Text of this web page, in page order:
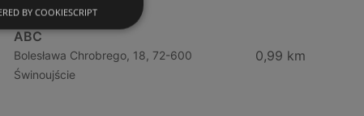
ABC
Bolesława Chrobrego, 18, 72-600
Świnoujście
0,99 km
BY COOKIESCRIPT